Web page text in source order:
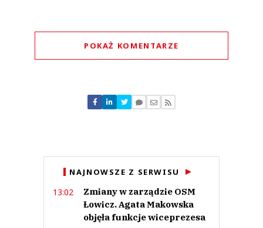
POKAŻ KOMENTARZE
Nie znaleziono komentarzy
Zostaw swoje komentarze
NAJNOWSZE Z SERWISU
13:02
Zmiany w zarządzie OSM
Łowicz. Agata Makowska
objęła funkcje wiceprezesa